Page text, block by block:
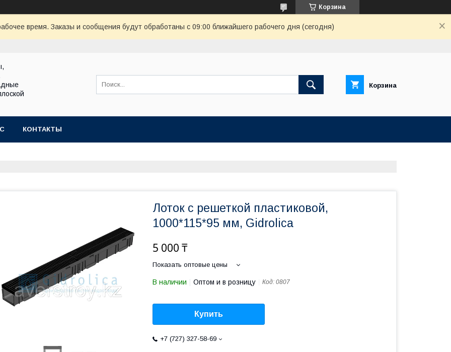
Корзина
время. Заказы и сообщения будут обработаны с 09:00 ближайшего рабочего дня (сегодня)
Корзина
КОНТАКТЫ
Лоток с решеткой пластиковой,
1000*115*95 мм, Gidrolica
5 000 ₸
Показать оптовые цены
В наличии Оптом и в розницу Код: 0807
Купить
+7 (727) 327-58-69